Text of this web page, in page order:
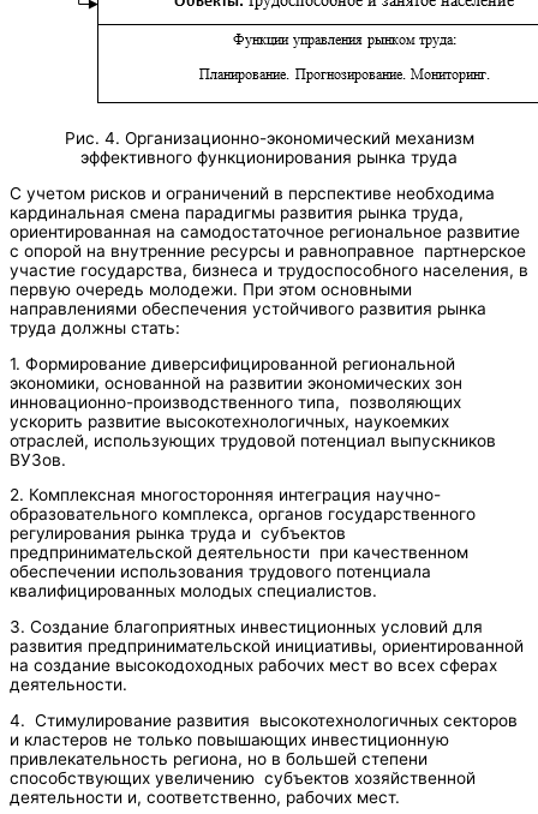
Рис. 4. Организационно-экономический механизм
эффективного функционирования рынка труда
С учетом рисков и ограничений в перспективе необходима
кардинальная смена парадигмы развития рынка труда,
ориентированная на самодостаточное региональное развитие
с опорой на внутренние ресурсы и равноправное партнерское
участие государства, бизнеса и трудоспособного населения, в
первую очередь молодежи. При этом основными
направлениями обеспечения устойчивого развития рынка
труда должны стать:
1. Формирование диверсифицированной региональной
экономики, основанной на развитии экономических зон
инновационно-производственного типа, позволяющих
ускорить развитие высокотехнологичных, наукоемких
отраслей, использующих трудовой потенциал выпускников
ВУЗов.
2. Комплексная многосторонняя интеграция научно-
образовательного комплекса, органов государственного
регулирования рынка труда и субъектов
предпринимательской деятельности при качественном
обеспечении использования трудового потенциала
квалифицированных молодых специалистов.
3. Создание благоприятных инвестиционных условий для
развития предпринимательской инициативы, ориентированной
на создание высокодоходных рабочих мест во всех сферах
деятельности.
4. Стимулирование развития высокотехнологичных секторов
и кластеров не только повышающих инвестиционную
привлекательность региона, но в большей степени
способствующих увеличению субъектов хозяйственной
деятельности и, соответственно, рабочих мест.